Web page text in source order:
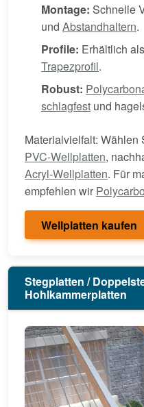
Montage: Schnelle
und Abstandhaltern.
Profile: Erhältlich als
Trapezprofil.
Robust:
schlagfest und
Materialvielfalt: Wählen
PVC-Wellplatten,
Acryl-Wellplatten. Für
empfehlen wir
Wellplatten kaufen
Stegplatten /
Hohlkammerplatten